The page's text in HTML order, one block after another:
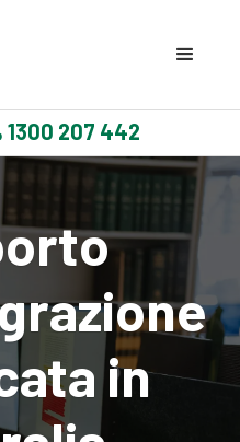
1300 207 442
in